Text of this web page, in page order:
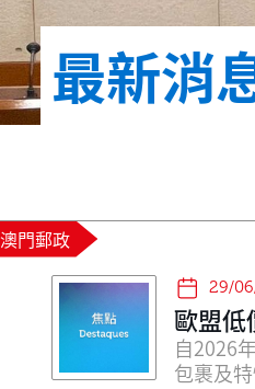
最新消
澳門郵政
29/
歐盟低
自2026
包裹及